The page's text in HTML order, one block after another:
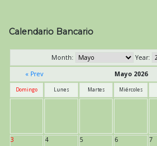
Calendario Bancario
Month:
Year:
« Prev
Mayo 2026
Domingo Lunes Martes Miércoles
3 4 5 6 7